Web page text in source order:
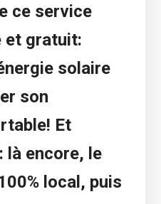
ce service
et gratuit:
solaire
son
Et
là encore, le
local, puis